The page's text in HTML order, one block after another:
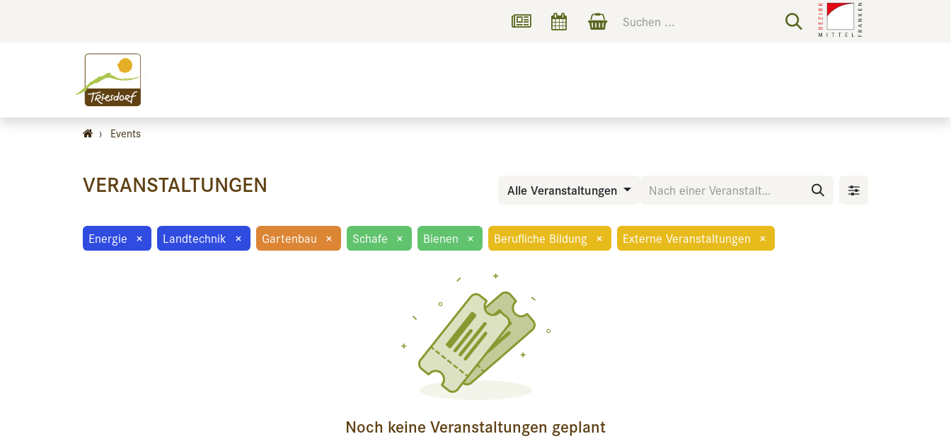
› Events
VERANSTALTUNGEN Alle Veranstaltungen
Energie × Landtechnik × Gartenbau × Schafe × Bienen × Berufliche Bildung × Externe Veranstaltungen ×
Noch keine Veranstaltungen geplant